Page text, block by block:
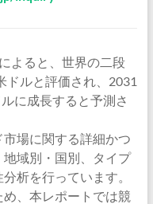
よると、世界の二段
ドルと評価され、2031
に成長すると予測さ
場に関する詳細かつ
域別・国別、タイプ
析を行っています。
、本レポートでは競